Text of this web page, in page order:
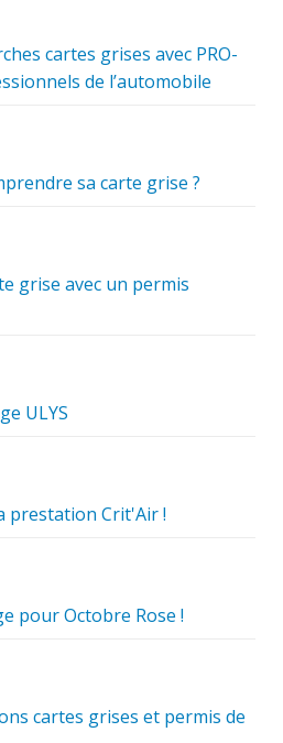
cartes grises avec PRO-
de l’automobile
sa carte grise ?
grise avec un permis
ULYS
prestation Crit'Air !
pour Octobre Rose !
cartes grises et permis de